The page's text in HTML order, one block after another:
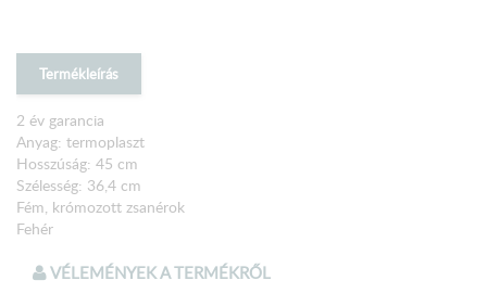
Termékleírás
2 év garancia
Anyag: termoplaszt
Hosszúság: 45 cm
Szélesség: 36,4 cm
Fém, krómozott zsanérok
Fehér
VÉLEMÉNYEK A TERMÉKRŐL